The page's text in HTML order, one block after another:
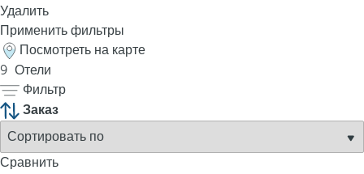
Удалить
Применить фильтры
Посмотреть на карте
9 Отели
Фильтр
Заказ
Сравнить
а
в
н
е
н
н
к